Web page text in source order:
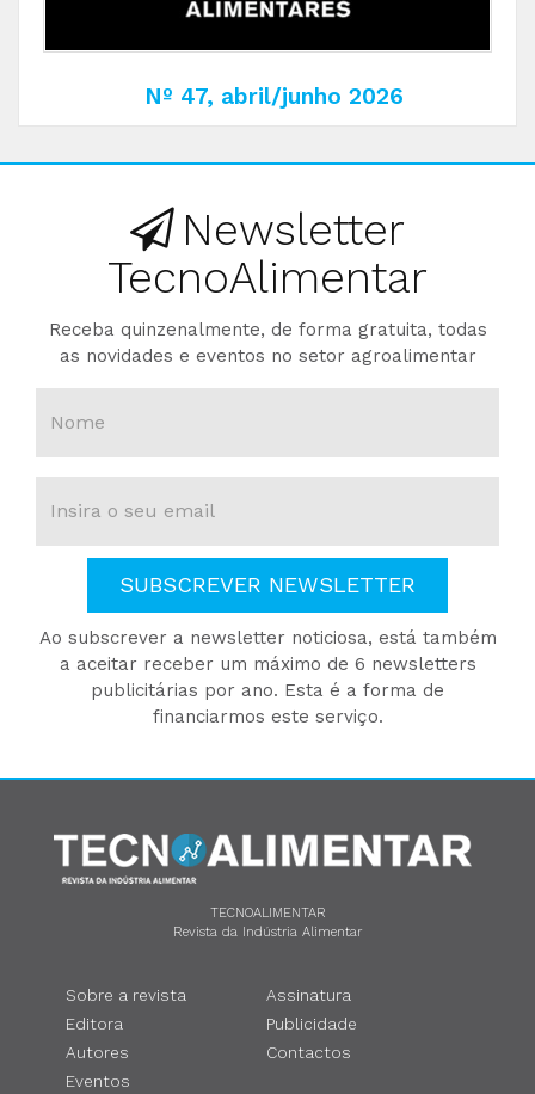
Nº 47, abril/junho 2026
Newsletter
TecnoAlimentar
Receba quinzenalmente, de forma gratuita, todas
as novidades e eventos no setor agroalimentar
SUBSCREVER NEWSLETTER
Ao subscrever a newsletter noticiosa, está também
a aceitar receber um máximo de 6 newsletters
publicitárias por ano. Esta é a forma de
financiarmos este serviço.
TECNOALIMENTAR
Revista da Indústria Alimentar
Sobre a revista
Editora
Autores
Eventos
Assinatura
Publicidade
Contactos